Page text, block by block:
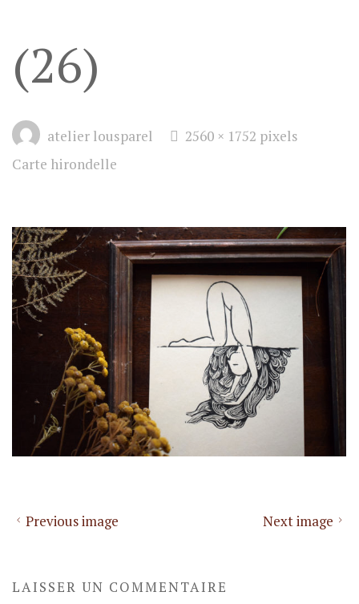
(26)
atelier lousparel
Full2560 × 1752 pixels
Carte hirondelle
Previous image Next image
LAISSER UN COMMENTAIRE